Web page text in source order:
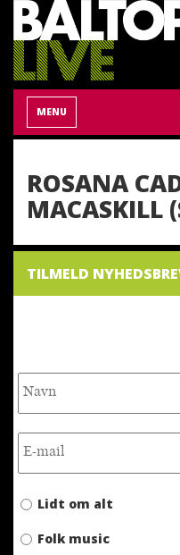
MENU
ROSANA
MACASKILL
TILMELD
Lidt om alt
Folk music